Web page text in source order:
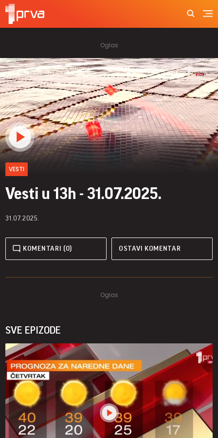
VESTI
Vesti u 13h - 31.07.2025.
31.07.2025.
KOMENTARI (0) OSTAVI KOMENTAR
SVE EPIZODE